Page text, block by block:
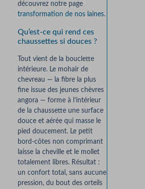
découvrez notre page
transformation de nos laines.
Qu’est-ce qui rend ces
chaussettes si douces ?
Tout vient de la bouclette
intérieure. Le mohair de
chevreau — la fibre la plus
fine issue des jeunes chèvres
angora — forme à l’intérieur
de la chaussette une surface
douce et aérée qui masse le
pied doucement. Le petit
bord-côtes non comprimant
laisse la cheville et le mollet
totalement libres. Résultat :
un confort total, sans aucune
pression, du bout des orteils